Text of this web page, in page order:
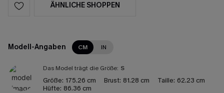
ÄHNLICHE SHOPPEN
Modell-Angaben CM IN
Das Model trägt die Größe: S
Größe: 175.26 cm Brust: 81.28 cm Taille: 62.23 cm
Hüfte: 86.36 cm